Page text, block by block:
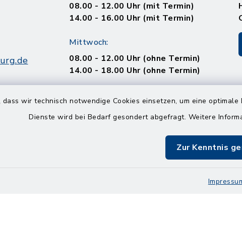
wir technisch notwendige Cookies einsetzen, um eine
Dienste wird bei Bedarf gesondert abgefragt. Weitere
Zur Kenntnis
08.00 - 12.00 Uhr (mit Termin)
14.00 - 16.00 Uhr (mit Termin)
Mittwoch:
08.00 - 12.00 Uhr (ohne Termin)
14.00 - 18.00 Uhr (ohne Termin)
08.00 - 12.00 Uhr (mit Termin)